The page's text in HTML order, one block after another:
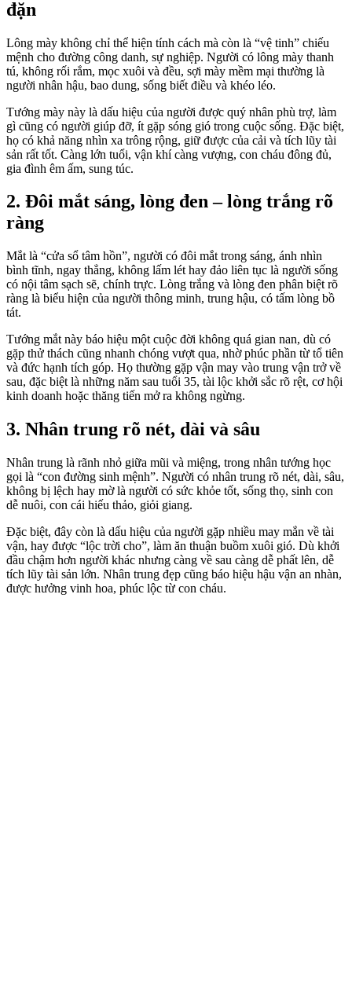
đặn
Lông mày không chỉ thể hiện tính cách mà còn là “vệ tinh” chiếu
mệnh cho đường công danh, sự nghiệp. Người có lông mày thanh
tú, không rối rắm, mọc xuôi và đều, sợi mày mềm mại thường là
người nhân hậu, bao dung, sống biết điều và khéo léo.
Tướng mày này là dấu hiệu của người được quý nhân phù trợ, làm
gì cũng có người giúp đỡ, ít gặp sóng gió trong cuộc sống. Đặc biệt,
họ có khả năng nhìn xa trông rộng, giữ được của cải và tích lũy tài
sản rất tốt. Càng lớn tuổi, vận khí càng vượng, con cháu đông đủ,
gia đình êm ấm, sung túc.
2. Đôi mắt sáng, lòng đen – lòng trắng rõ
ràng
Mắt là “cửa sổ tâm hồn”, người có đôi mắt trong sáng, ánh nhìn
bình tĩnh, ngay thẳng, không lấm lét hay đảo liên tục là người sống
có nội tâm sạch sẽ, chính trực. Lòng trắng và lòng đen phân biệt rõ
ràng là biểu hiện của người thông minh, trung hậu, có tấm lòng bồ
tát.
Tướng mắt này báo hiệu một cuộc đời không quá gian nan, dù có
gặp thử thách cũng nhanh chóng vượt qua, nhờ phúc phần từ tổ tiên
và đức hạnh tích góp. Họ thường gặp vận may vào trung vận trở về
sau, đặc biệt là những năm sau tuổi 35, tài lộc khởi sắc rõ rệt, cơ hội
kinh doanh hoặc thăng tiến mở ra không ngừng.
3. Nhân trung rõ nét, dài và sâu
Nhân trung là rãnh nhỏ giữa mũi và miệng, trong nhân tướng học
gọi là “con đường sinh mệnh”. Người có nhân trung rõ nét, dài, sâu,
không bị lệch hay mờ là người có sức khỏe tốt, sống thọ, sinh con
dễ nuôi, con cái hiếu thảo, giỏi giang.
Đặc biệt, đây còn là dấu hiệu của người gặp nhiều may mắn về tài
vận, hay được “lộc trời cho”, làm ăn thuận buồm xuôi gió. Dù khởi
đầu chậm hơn người khác nhưng càng về sau càng dễ phất lên, dễ
tích lũy tài sản lớn. Nhân trung đẹp cũng báo hiệu hậu vận an nhàn,
được hưởng vinh hoa, phúc lộc từ con cháu.